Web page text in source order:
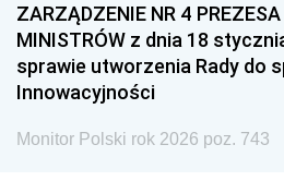
ZARZĄDZENIE NR 4
MINISTRÓW z dnia 18
sprawie utworzenia Rady do
Innowacyjności
Monitor Polski rok 2026 poz. 743